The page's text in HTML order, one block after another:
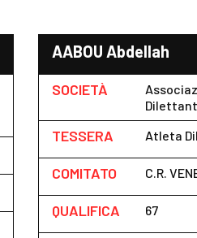
AABOU Abdellah
SOCIETÀ
TESSERA Atleta
COMITATO C.R.
QUALIFICA 67